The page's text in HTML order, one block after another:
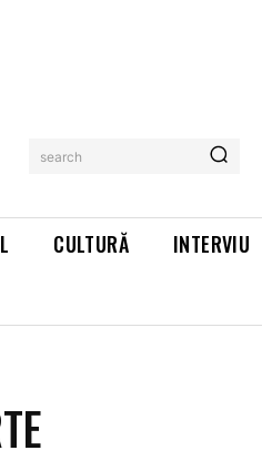
search
CULTURĂ
INTERVIU